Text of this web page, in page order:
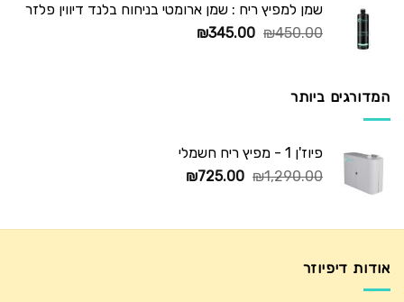
שמן למפיץ ריח : שמן ארומטי בניחוח בלנד דיווין פלזר
₪450.00
המחיר
₪345.00
המחיר
המדורגים ביותר
פיוז'ן 1 - מפיץ ריח חשמלי
₪1,290.00
המחיר
₪1,290.00.
₪725.00
המחיר
₪725.00.
אודות דיפיוזר